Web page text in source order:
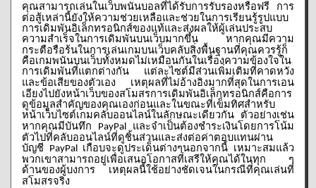
คุณสามารถเล่นในเว็บพนันบอลที่ได้รับการรับรองหรือฟรี
การ
ต่อสู้เหล่านี้ยังให้ความช่วยเหลือและช่วยในการเรียนรู้รูปแบบ
การเดิมพันอิเล็กทรอนิกส์ของแท้และส่งผลให้ผู้เล่นประสบ
ความสำเร็จในการเดิมพันบนเว็บมากขึ้น
หากคุณมีความ
กระตือรือร้นในการเล่นเกมบนเว็บคลับสิ่งพื้นฐานที่คุณควรรู้ก็
คือเกมพนันบนเว็บทั้งหมดไม่เหมือนกันในเรื่องความข้องใจใน
การเดิมพันที่แตกต่างกัน
แต่ละไซต์มีส่วนเพิ่มเติมที่คาดหวัง
และข้อเสียของตัวเอง
เหตุผลที่ไม่อ้างอิงมากที่สุดในการเอน
เอียงไปยังหน้าเว็บของสโมสรการเดิมพันอิเล็กทรอนิกส์คือการ
ดูข้อมูลสำคัญของคุณเองก่อนและในขณะที่เข็มทิศสำหรับ
หน้าเว็บไซต์เกมคลับออนไลน์ในลักษณะเดียวกัน
ตัวอย่างเช่น
หากคุณมีบันทึก PayPalและจำเป็นต้องชำระเงินโดยการโน้ม
ตัวไปที่คลับออนไลน์ที่ดูชิ้นส่วนและส่งต่อค่าตอบแทนผ่าน
บัญชี PayPal เกือบจะดูประเด็นต่างๆนอกจากนี้ เหมาะสมแล้ว
พวกเขาสามารถอยู่เพื่อเสนอโอกาสที่เสรีให้คุณได้ในทุก
ๆ
ด้านของผู้บงการ
เหตุผลนี้ใช้อย่างชัดเจนในกรณีที่คุณเล่นที่
สโมสรจริง